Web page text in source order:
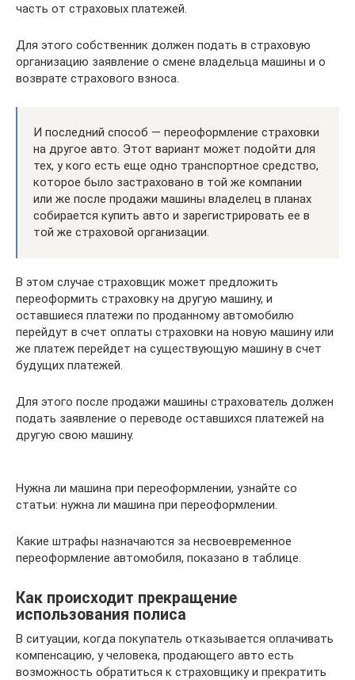
часть от страховых платежей.
Для этого собственник должен подать в страховую
организацию заявление о смене владельца машины и о
возврате страхового взноса.
И последний способ — переоформление страховки
на другое авто. Этот вариант может подойти для
тех, у кого есть еще одно транспортное средство,
которое было застраховано в той же компании
или же после продажи машины владелец в планах
собирается купить авто и зарегистрировать ее в
той же страховой организации.
В этом случае страховщик может предложить
переоформить страховку на другую машину, и
оставшиеся платежи по проданному автомобилю
перейдут в счет оплаты страховки на новую машину или
же платеж перейдет на существующую машину в счет
будущих платежей.
Для этого после продажи машины страхователь должен
подать заявление о переводе оставшихся платежей на
другую свою машину.
Нужна ли машина при переоформлении, узнайте со
статьи: нужна ли машина при переоформлении.
Какие штрафы назначаются за несвоевременное
переоформление автомобиля, показано в таблице.
Как происходит прекращение
использования полиса
В ситуации, когда покупатель отказывается оплачивать
компенсацию, у человека, продающего авто есть
возможность обратиться к страховщику и прекратить